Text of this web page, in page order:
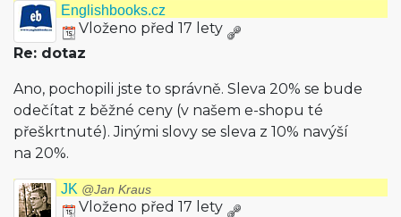
Englishbooks.cz
Vloženo před 17 lety
Re: dotaz
Ano, pochopili jste to správně. Sleva 20% se bude
odečítat z běžné ceny (v našem e-shopu té
přeškrtnuté). Jinými slovy se sleva z 10% navýší
na 20%.
JK @Jan Kraus
Vloženo před 17 lety